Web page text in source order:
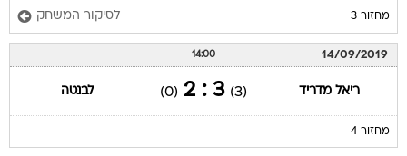
מחזור 3 לסיקור המשחק
14/09/2019
14:00
ריאל מדריד (3)
3 : 2
(0) לבנטה
מחזור 4